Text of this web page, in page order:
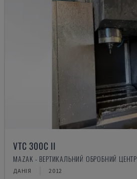
VTC 300C II
MAZAK - ВЕРТИКАЛЬНИЙ ОБРОБНИЙ ЦЕНТР
ДАНІЯ 2012